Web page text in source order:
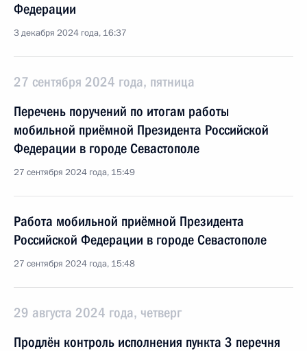
Федерации
3 декабря 2024 года, 16:37
27 сентября 2024 года, пятница
Перечень поручений по итогам работы
мобильной приёмной Президента Российской
Федерации в городе Севастополе
27 сентября 2024 года, 15:49
Работа мобильной приёмной Президента
Российской Федерации в городе Севастополе
27 сентября 2024 года, 15:48
29 августа 2024 года, четверг
Продлён контроль исполнения пункта 3 перечня